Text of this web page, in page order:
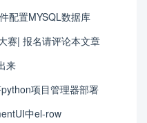
配置MYSQL数据库
赛| 报名请评论本文章
来
项目管理器部署
中el-row